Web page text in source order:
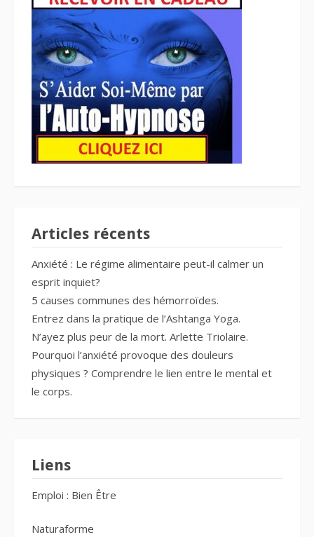
Articles récents
Anxiété : Le régime alimentaire peut-il calmer un
esprit inquiet?
5 causes communes des hémorroïdes.
Entrez dans la pratique de l’Ashtanga Yoga.
N’ayez plus peur de la mort. Arlette Triolaire.
Pourquoi l’anxiété provoque des douleurs
physiques ? Comprendre le lien entre le mental et
le corps.
Liens
Emploi : Bien Être
Naturaforme